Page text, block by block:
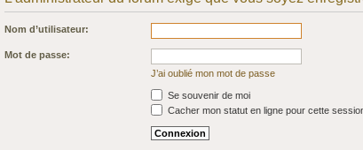
Nom d’utilisateur:
Mot de passe:
J’ai oublié mon mot de passe
Se souvenir de moi
Cacher mon statut en ligne pour cette